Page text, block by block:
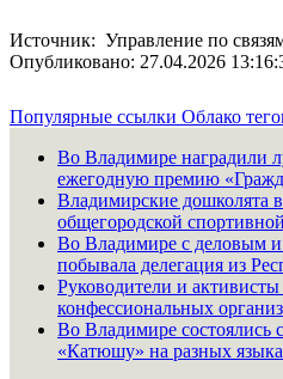
Источник: Управление по
Опубликовано: 27.04.2026
Популярные ссылки Облако
Во Владимире
ежегодную премию
Владимирские дошколята
общегородской
Во Владимире с деловым
побывала делегация из
Руководители и
конфессиональных
Во Владимире состоялись
«Катюшу» на разных